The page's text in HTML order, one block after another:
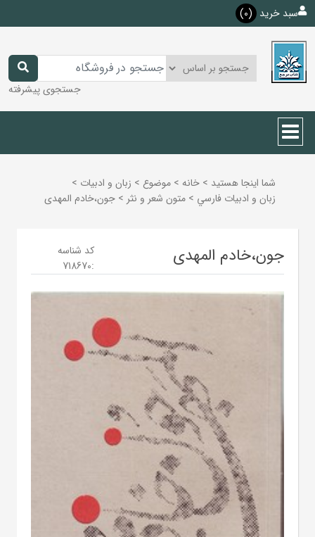
سبد خرید (0)
جستجوی پیشرفته
شما اینجا هستید > خانه > موضوع > زبان و ادبيات >
زبان و ادبيات فارسي > متون شعر و نثر > جون،خادم المهدی
جون،خادم المهدی
کد شناسه
:
718670